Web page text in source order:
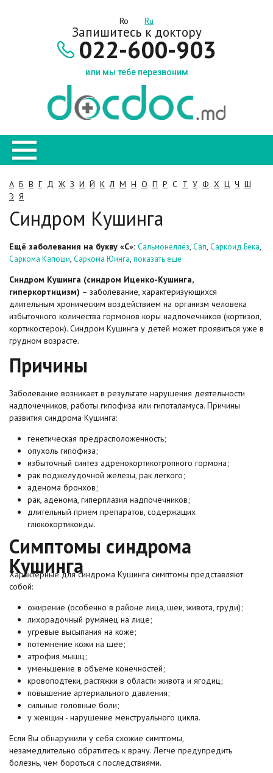
Ro Ru
Запишитесь к доктору
022-600-903
или мы тебе перезвоним
А Б В Г Д Ж З И Й К Л М Н О П Р С Т У Ф Х Ц Ч Ш
Э Я
Синдром Кушинга
Ещё заболевания на букву «С»: Сальмонеллёз, Сап, Саркоид Бека,
Саркома Капоши, Саркома Юинга, показать ещё
Синдром Кушинга (синдром Иценко-Кушинга,
гиперкортицизм) – заболевание, характеризующихся
длительным хроническим воздействием на организм человека
избыточного количества гормонов коры надпочечников (кортизол,
кортикостерон). Синдром Кушинга у детей может проявиться уже в
грудном возрасте.
Причины
Заболевание возникает в результате нарушения деятельности
надпочечников, работы гипофиза или гипоталамуса. Причины
развития синдрома Кушинга:
генетическая предрасположенность;
опухоль гипофиза;
избыточный синтез адренокортикотропного гормона;
рак поджелудочной железы, рак легкого;
аденома бронхов;
рак, аденома, гиперплазия надпочечников;
длительный прием препаратов, содержащих
глюкокортикоиды.
Симптомы синдрома
Кушинга
Характерные для синдрома Кушинга симптомы представляют
собой:
ожирение (особенно в районе лица, шеи, живота, груди);
лихорадочный румянец на лице;
угревые высыпания на коже;
потемнение кожи на шее;
атрофия мышц;
уменьшение в объеме конечностей;
кровоподтеки, растяжки в области живота и ягодиц;
повышение артериального давления;
сильные головные боли;
у женщин - нарушение менструального цикла.
Если Вы обнаружили у себя схожие симптомы,
незамедлительно обратитесь к врачу. Легче предупредить
болезнь, чем бороться с последствиями.